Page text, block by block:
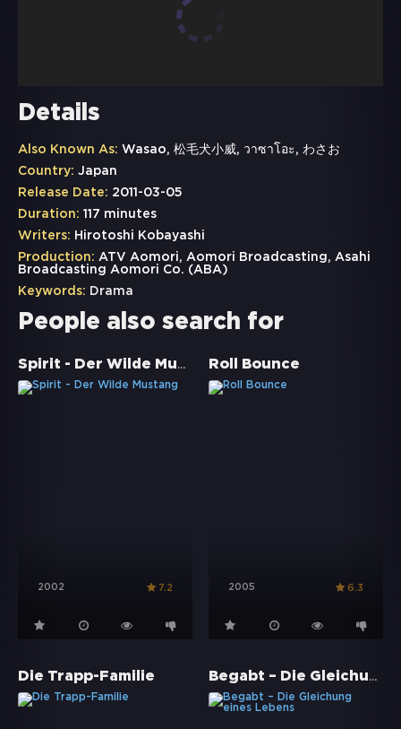
Details
Also Known As: Wasao, 松毛犬小威, วาซาโอะ, わさお
Country: Japan
Release Date: 2011-03-05
Duration: 117 minutes
Writers: Hirotoshi Kobayashi
Production: ATV Aomori, Aomori Broadcasting, Asahi
Broadcasting Aomori Co. (ABA)
Keywords: Drama
People also search for
Spirit - Der Wilde Mustang
2002 7.2
Roll Bounce
2005 6.3
Die Trapp-Familie Begabt – Die Gleichung eines Lebens